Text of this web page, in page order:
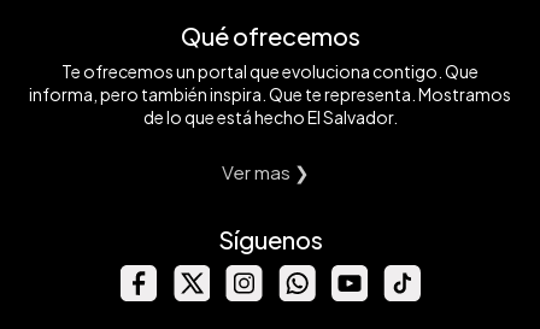
Qué ofrecemos
Te ofrecemos un portal que evoluciona contigo. Que
informa, pero también inspira. Que te representa. Mostramos
de lo que está hecho El Salvador.
Ver mas ❯
Síguenos